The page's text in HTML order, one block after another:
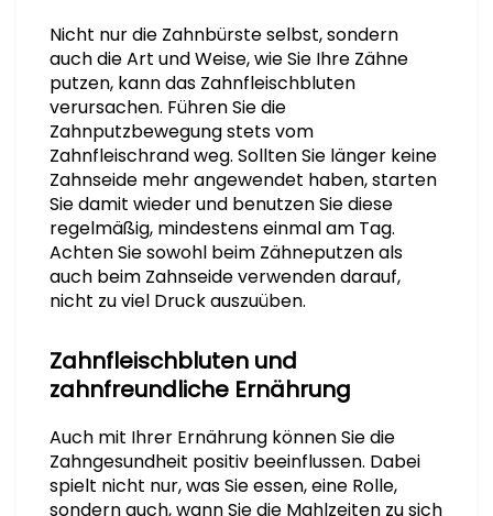
Nicht nur die Zahnbürste selbst, sondern
auch die Art und Weise, wie Sie Ihre Zähne
putzen, kann das Zahnfleischbluten
verursachen. Führen Sie die
Zahnputzbewegung stets vom
Zahnfleischrand weg. Sollten Sie länger keine
Zahnseide mehr angewendet haben, starten
Sie damit wieder und benutzen Sie diese
regelmäßig, mindestens einmal am Tag.
Achten Sie sowohl beim Zähneputzen als
auch beim Zahnseide verwenden darauf,
nicht zu viel Druck auszuüben.
Zahnfleischbluten und
zahnfreundliche Ernährung
Auch mit Ihrer Ernährung können Sie die
Zahngesundheit positiv beeinflussen. Dabei
spielt nicht nur, was Sie essen, eine Rolle,
sondern auch, wann Sie die Mahlzeiten zu sich